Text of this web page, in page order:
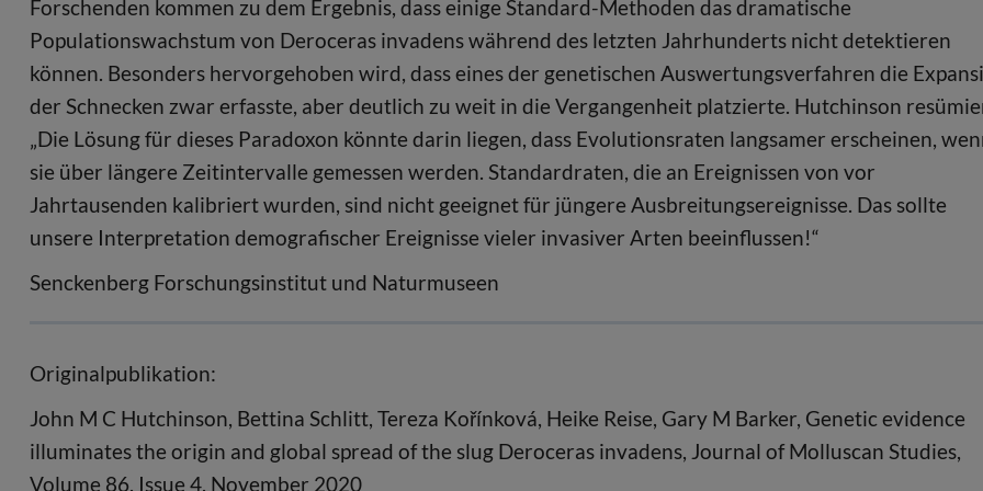
Forschenden kommen zu dem Ergebnis, dass einige Standard-Methoden das dramatische
Populationswachstum von Deroceras invadens während des letzten Jahrhunderts nicht detektieren
können. Besonders hervorgehoben wird, dass eines der genetischen Auswertungsverfahren die
der Schnecken zwar erfasste, aber deutlich zu weit in die Vergangenheit platzierte. Hutchinson
„Die Lösung für dieses Paradoxon könnte darin liegen, dass Evolutionsraten langsamer erscheinen,
sie über längere Zeitintervalle gemessen werden. Standardraten, die an Ereignissen von vor
Jahrtausenden kalibriert wurden, sind nicht geeignet für jüngere Ausbreitungsereignisse. Das sollte
unsere Interpretation demografischer Ereignisse vieler invasiver Arten beeinflussen!“
Senckenberg Forschungsinstitut und Naturmuseen
Originalpublikation:
John M C Hutchinson, Bettina Schlitt, Tereza Kořínková, Heike Reise, Gary M Barker, Genetic evidence
illuminates the origin and global spread of the slug Deroceras invadens, Journal of Molluscan Studies,
Volume 86, Issue 4, November 2020